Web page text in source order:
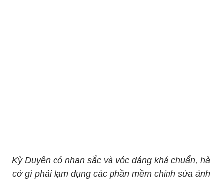
Kỳ Duyên có nhan sắc và vóc dáng khá chuẩn, hà
cớ gì phải lạm dụng các phần mềm chỉnh sửa ảnh